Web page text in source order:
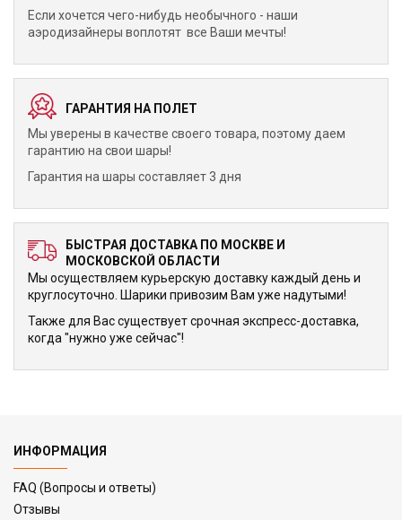
Если хочется чего-нибудь необычного - наши
аэродизайнеры воплотят все Ваши мечты!
ГАРАНТИЯ НА ПОЛЕТ
Мы уверены в качестве своего товара, поэтому даем
гарантию на свои шары!
Гарантия на шары составляет 3 дня
БЫСТРАЯ ДОСТАВКА ПО МОСКВЕ И
МОСКОВСКОЙ ОБЛАСТИ
Мы осуществляем курьерскую доставку каждый день и
круглосуточно. Шарики привозим Вам уже надутыми!
Также для Вас существует срочная экспресс-доставка,
когда "нужно уже сейчас"!
ИНФОРМАЦИЯ
FAQ (Вопросы и ответы)
Отзывы